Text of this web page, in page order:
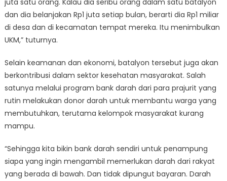
juta satu orang. Kalau dia seribu orang dalam satu batalyon
dan dia belanjakan Rp1 juta setiap bulan, berarti dia Rp1 miliar
di desa dan di kecamatan tempat mereka. Itu menimbulkan
UKM,” tuturnya.
Selain keamanan dan ekonomi, batalyon tersebut juga akan
berkontribusi dalam sektor kesehatan masyarakat. Salah
satunya melalui program bank darah dari para prajurit yang
rutin melakukan donor darah untuk membantu warga yang
membutuhkan, terutama kelompok masyarakat kurang
mampu.
“Sehingga kita bikin bank darah sendiri untuk penampung
siapa yang ingin mengambil memerlukan darah dari rakyat
yang berada di bawah. Dan tidak dipungut bayaran. Darah